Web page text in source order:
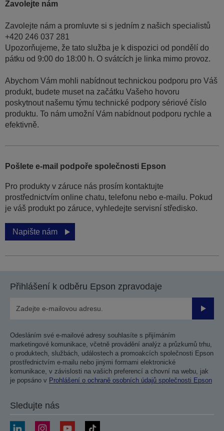
Zavolejte nám
Zavolejte nám a promluvte si s jedním z našich specialistů
+420 246 037 281
Upozorňujeme, že tato služba je k dispozici od pondělí do
pátku od 9:00 do 18:00 h. O svátcích je linka mimo provoz.
Abychom Vám mohli nabídnout technickou podporu pro Váš
produkt, budete muset na začátku Vašeho hovoru
poskytnout našemu týmu technické podpory sériové číslo
produktu. To nám umožní Vám nabídnout podporu rychle a
efektivně.
Pošlete e-mail podpoře společnosti Epson
Pro produkty v záruce nás prosím kontaktujte
prostřednictvím online chatu, telefonu nebo e-mailu. Pokud
je váš produkt po záruce, vyhledejte servisní středisko.
Napište nám
Přihlášení k odběru Epson zpravodaje
Odesláním své e-mailové adresy souhlasíte s přijímáním
marketingové komunikace, včetně provádění analýz a průzkumů trhu,
o produktech, službách, událostech a promoakcích společnosti Epson
prostřednictvím e-mailu nebo jinými formami elektronické
komunikace, v závislosti na vašich preferencí a chovní na webu, jak
je popsáno v Prohlášení o ochraně osobních údajů společnosti Epson
Sledujte nás